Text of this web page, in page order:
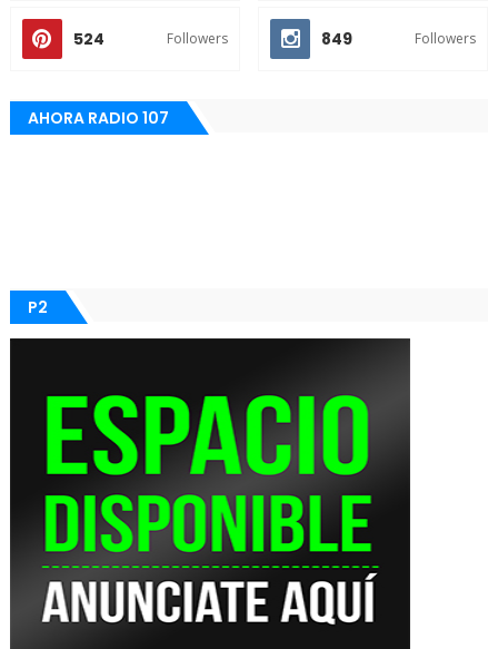
524 Followers 849 Followers
AHORA RADIO 107
P2